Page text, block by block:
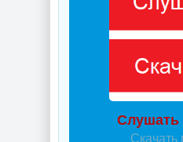
Слушать
Скачать